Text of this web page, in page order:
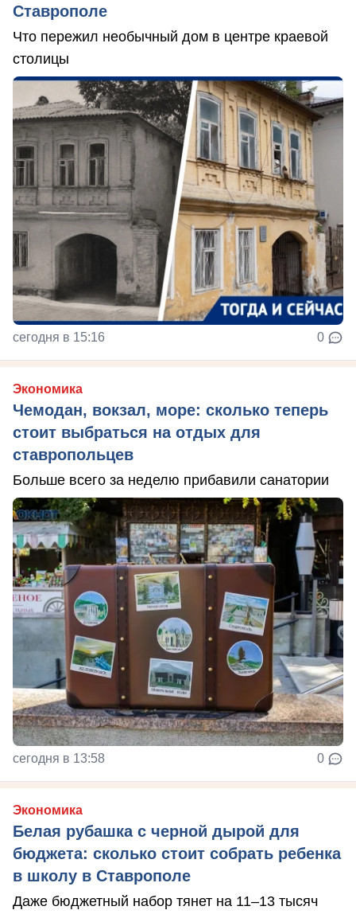
Ставрополе
Что пережил необычный дом в центре краевой
столицы
сегодня в 15:16 0
Экономика
Чемодан, вокзал, море: сколько теперь
стоит выбраться на отдых для
ставропольцев
Больше всего за неделю прибавили санатории
сегодня в 13:58 0
Экономика
Белая рубашка с черной дырой для
бюджета: сколько стоит собрать ребенка
в школу в Ставрополе
Даже бюджетный набор тянет на 11–13 тысяч